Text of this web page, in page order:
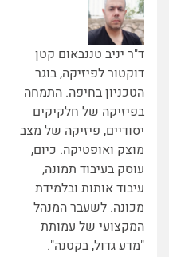
ד"ר יניב טננבאום קטן
דוקטור לפיזיקה, בוגר
הטכניון בחיפה. התמחה
בפיזיקה של חלקיקים
יסודיים, פיזיקה של מצב
מוצק ואופטיקה. כיום,
עוסק בעיבוד תמונה,
עיבוד אותות ובלמידת
מכונה. לשעבר המנהל
המקצועי של עמותת
"מדע גדול, בקטנה".